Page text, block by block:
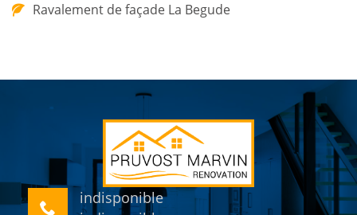
Ravalement de façade La Begude
indisponible